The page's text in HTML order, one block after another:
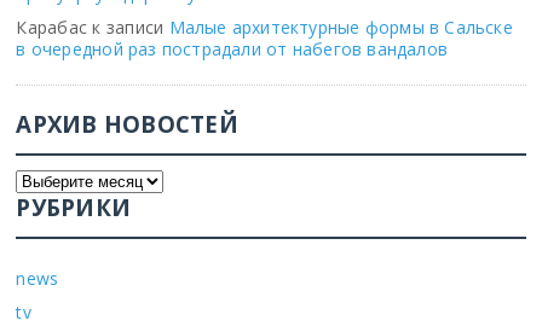
Карабас к записи Малые архитектурные формы в Сальске
в очередной раз пострадали от набегов вандалов
АРХИВ НОВОСТЕЙ
РУБРИКИ
news
tv